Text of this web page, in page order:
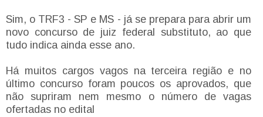
Sim, o TRF3 - SP e MS - já se prepara para abrir um
novo concurso de juiz federal substituto, ao que
tudo indica ainda esse ano.
Há muitos cargos vagos na terceira região e no
último concurso foram poucos os aprovados, que
não supriram nem mesmo o número de vagas
ofertadas no edital